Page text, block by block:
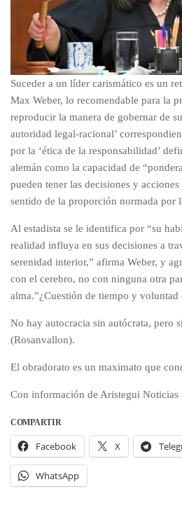
Suceder a un líder carismático es un
Max Weber, lo recomendable para la
reproducir la manera de gobernar de
autoridad legal-racional’
por la ‘ética de la responsabilidad’
alemán como la capacidad de
pueden tener las decisiones y
sentido de la proporción normada por
Al estadista se le identifica por “su
realidad influya en sus decisiones a
serenidad interior,” afirma Weber, y
con el cerebro, no con ninguna otra
alma.”¿Cuestión de tiempo y voluntad
No hay autocracia sin autócrata, pero
(Rosanvallon).
El obradorato es un maximato que
Con información de Aristegui Noticias
COMPARTIR
Facebook X
WhatsApp